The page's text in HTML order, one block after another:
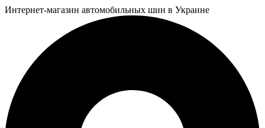
Интернет-магазин автомобильных шин в Украине